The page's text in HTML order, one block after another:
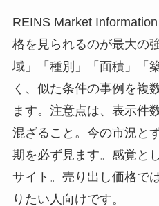
REINS Market
格を見られるのが最大の
域」「種別」「面積」「
く、似た条件の事例を複
ます。注意点は、表示件
混ざること。今の市況と
期を必ず見ます。感覚と
サイト。売り出し価格で
りたい人向けです。